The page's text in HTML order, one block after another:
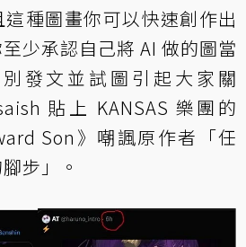
種圖畫你可以快速創作出
少承認自己將 AI 做的圖當
發文並試圖引起大家關
貼上 KANSAS 樂團的
Son》嘲諷原作者「任
步」。